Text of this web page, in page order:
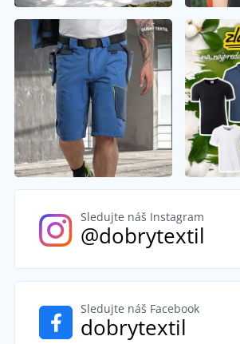
Sledujte náš Instagram
@dobrytextil
Sledujte náš Facebook
dobrytextil